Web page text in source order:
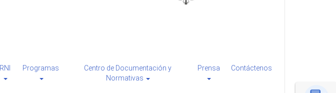
RNI Programas
Centro de Documentación y
Normativas
Prensa Contáctenos